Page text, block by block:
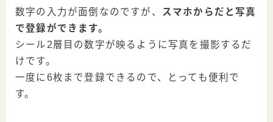
数字の入力が面倒なのですが、
スマホからだと写真
で登録ができます。
シール2層目の数字が映るように写真を撮影するだ
けです。
一度に6枚まで登録できる ので、とっても便利で
す。